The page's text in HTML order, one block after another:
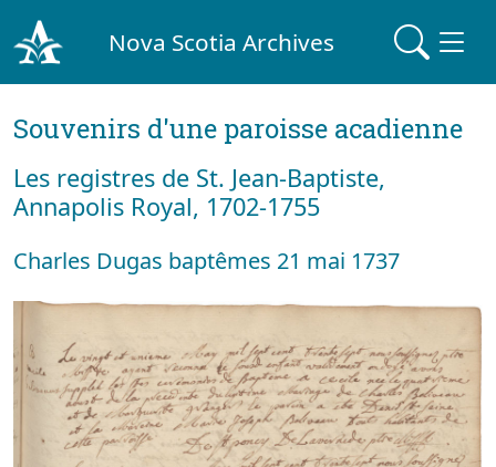
Nova Scotia Archives
Souvenirs d'une paroisse acadienne
Les registres de St. Jean-Baptiste,
Annapolis Royal, 1702-1755
Charles Dugas baptêmes 21 mai 1737